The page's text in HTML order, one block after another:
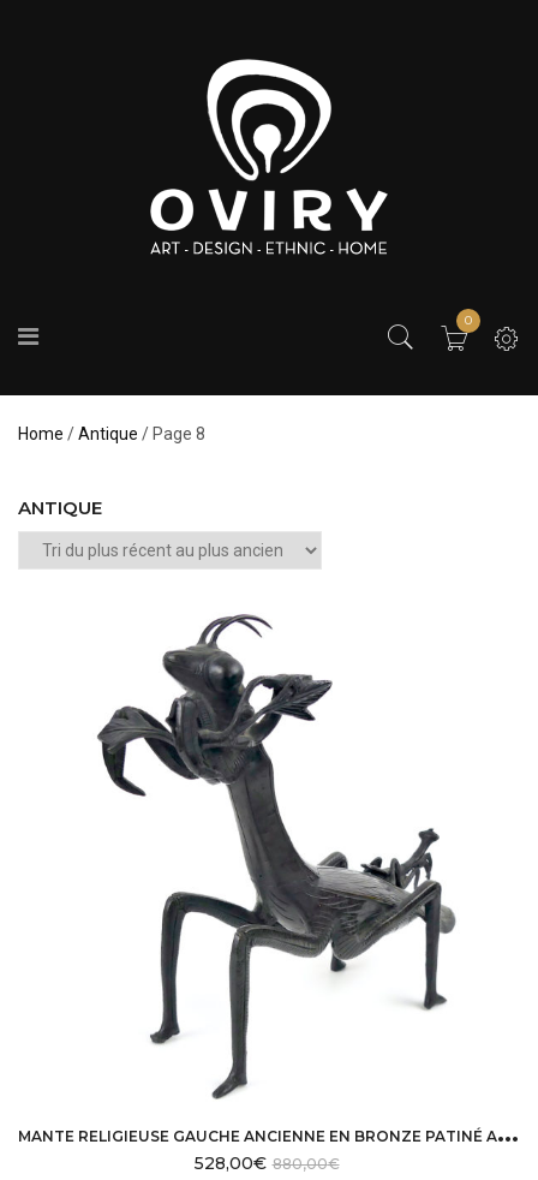
0
Home /Antique / Page 8
ANTIQUE
M
ANTE RELIGIEUSE GAUCHE ANCIENNE EN BRONZE PATINÉ ART NOUVEAU BRONZE ANIMALIER
880,00€
528,00€